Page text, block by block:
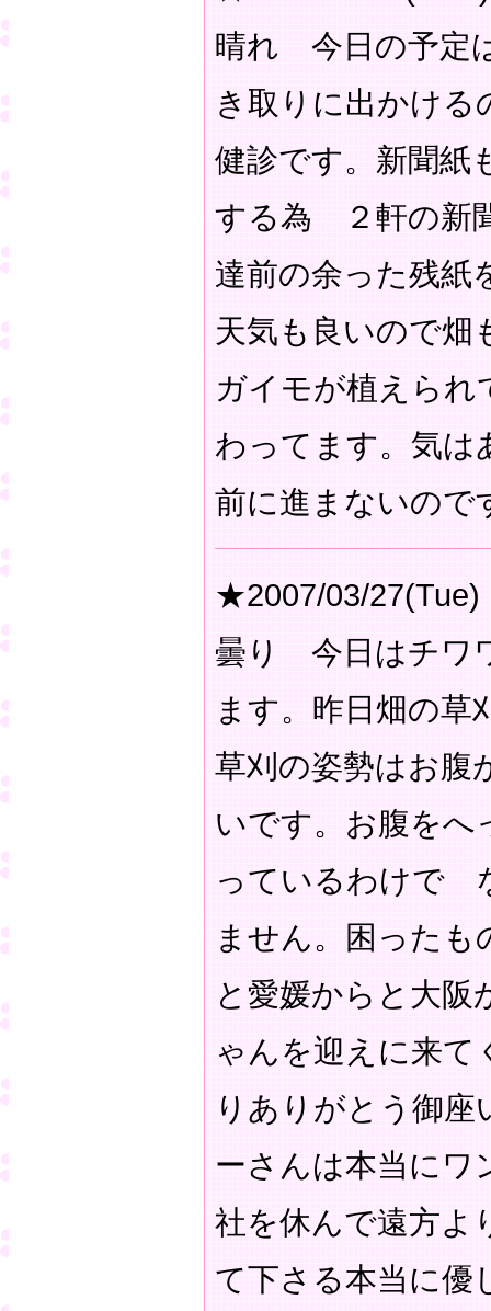
晴れ 今日の予定
き取りに出かけ
健診です。新聞紙
する為 ２軒の新
達前の余った残紙
天気も良いので
ガイモが植えられ
わってます。気は
前に進まないので
★2007/03/27(Tue)
曇り 今日はチワ
ます。昨日畑の草
草刈の姿勢はお
いです。お腹をへ
っているわけで
ません。困ったも
と愛媛からと大
ゃんを迎えに来て
りありがとう御
ーさんは本当にワ
社を休んで遠方よ
て下さる本当に優